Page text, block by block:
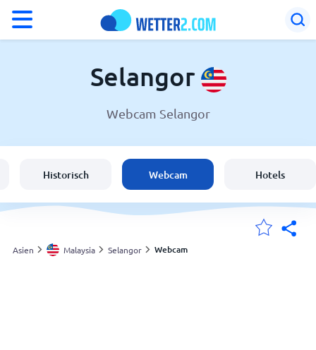
Wetter in Selangor
Schweiz
Deutschland
Selangor
Webcam Selangor
Historisch Webcam Hotels
Asien Malaysia Selangor Webcam